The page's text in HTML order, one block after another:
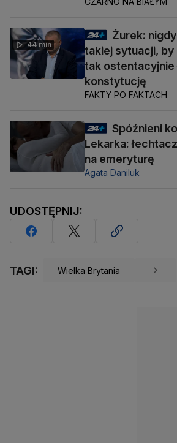
44 min
Żurek:
takiej sytuacji,
tak ostentacyjnie
konstytucję
FAKTY PO FAKTACH
Spóźnieni
Lekarka:
na emeryturę
Agata Daniluk
UDOSTĘPNIJ:
TAGI: Wielka Brytania